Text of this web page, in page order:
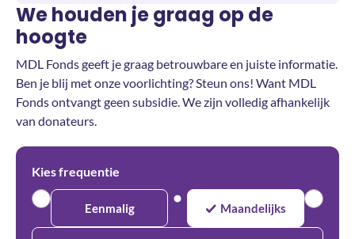
We houden je graag op de
hoogte
MDL Fonds geeft je graag betrouwbare en juiste informatie.
Ben je blij met onze voorlichting? Steun ons! Want MDL
Fonds ontvangt geen subsidie. We zijn volledig afhankelijk
van donateurs.
Kies frequentie
Eenmalig Maandelijks